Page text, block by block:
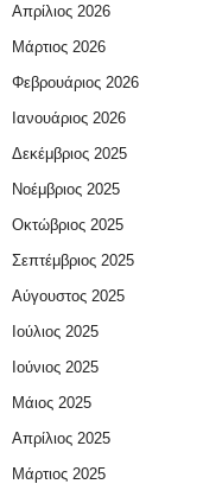
Απρίλιος 2026
Μάρτιος 2026
Φεβρουάριος 2026
Ιανουάριος 2026
Δεκέμβριος 2025
Νοέμβριος 2025
Οκτώβριος 2025
Σεπτέμβριος 2025
Αύγουστος 2025
Ιούλιος 2025
Ιούνιος 2025
Μάιος 2025
Απρίλιος 2025
Μάρτιος 2025